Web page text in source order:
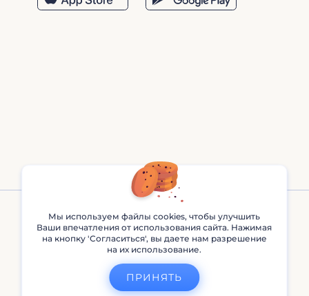
Renderforest © 2013 - 2026
Мы используем файлы cookies, чтобы улучшить
Ваши впечатления от использования сайта. Нажимая
на кнопку 'Согласиться', вы даете нам разрешение
на их использование.
ПРИНЯТЬ